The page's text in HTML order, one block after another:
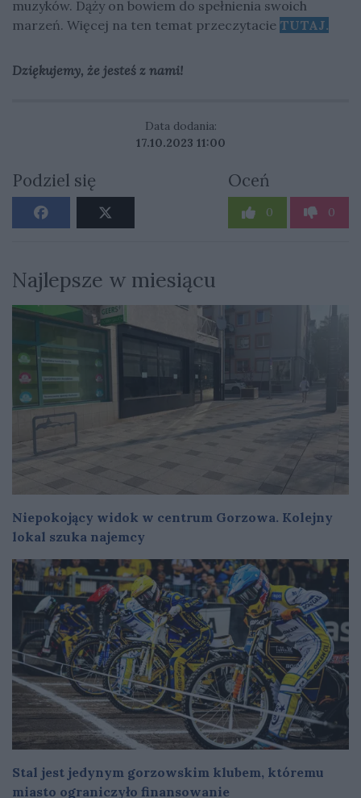
muzyków. Dąży on bowiem do spełnienia swoich
marzeń. Więcej na ten temat przeczytacie TUTAJ.
Dziękujemy, że jesteś z nami!
Data dodania:
17.10.2023 11:00
Podziel się Oceń
0 0
Najlepsze w miesiącu
Niepokojący widok w centrum Gorzowa. Kolejny
lokal szuka najemcy
Stal jest jedynym gorzowskim klubem, któremu
miasto ograniczyło finansowanie